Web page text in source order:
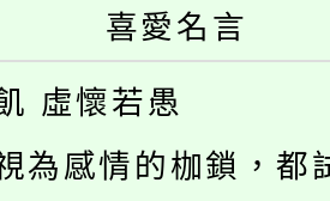
喜愛名言
虛懷若愚
為感情的枷鎖，都